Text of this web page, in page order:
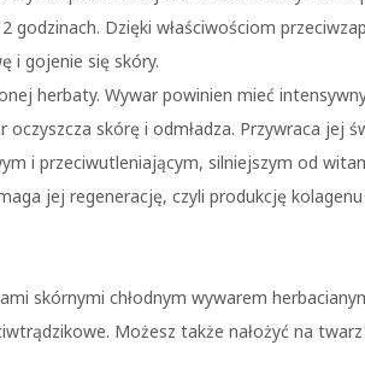
godzinach. Dzięki właściwościom
i gojenie się skóry.
herbaty. Wywar powinien mieć
skórę i odmładza. Przywraca jej
i przeciwutleniającym, silniejszym od
jej regenerację, czyli produkcję kolagenu
skórnymi chłodnym wywarem
Możesz także nałożyć na twarz